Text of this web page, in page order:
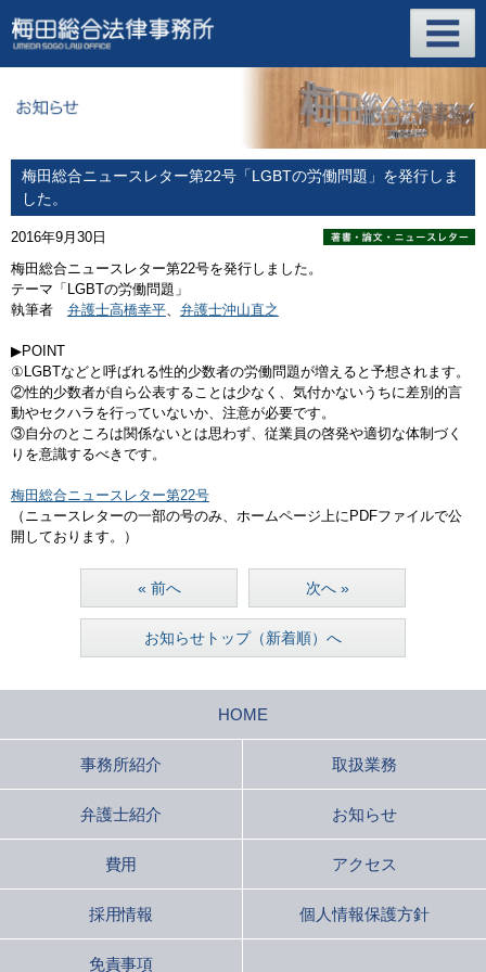
梅田総合ニュースレター第22号「LGBTの労働問題」を発行しま
した。
2016年9月30日
梅田総合ニュースレター第22号を発行しました。
テーマ「LGBTの労働問題」
執筆者 弁護士高橋幸平、 弁護士沖山直之
▶POINT
①LGBTなどと呼ばれる性的少数者の労働問題が増えると予想されます。
②性的少数者が自ら公表することは少なく、気付かないうちに差別的言
動やセクハラを行っていないか、注意が必要です。
③自分のところは関係ないとは思わず、従業員の啓発や適切な体制づく
りを意識するべきです。
梅田総合ニュースレター第22号
（ニュースレターの一部の号のみ、ホームページ上にPDFファイルで公
開しております。）
« 前へ
お知らせトップ（新着順）へ
次へ »
HOME
事務所紹介 取扱業務
弁護士紹介 お知らせ
費用 アクセス
採用情報 個人情報保護方針
免責事項